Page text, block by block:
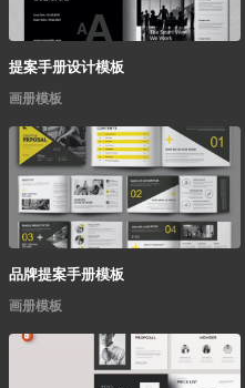
提案手册设计模板
画册模板
品牌提案手册模板
画册模板